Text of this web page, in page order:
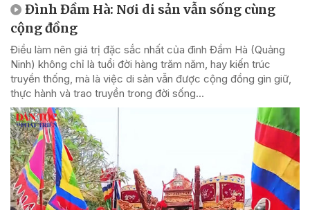
Đình Đầm Hà: Nơi di sản vẫn sống cùng
cộng đồng
Điều làm nên giá trị đặc sắc nhất của đình Đầm Hà (Quảng
Ninh) không chỉ là tuổi đời hàng trăm năm, hay kiến trúc
truyền thống, mà là việc di sản vẫn được cộng đồng gìn giữ,
thực hành và trao truyền trong đời sống...